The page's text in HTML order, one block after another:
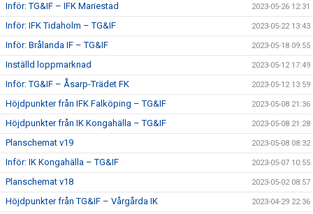
Inför: TG&IF – IFK Mariestad 2023-05-26 12:31
Inför: IFK Tidaholm – TG&IF 2023-05-22 13:43
Inför: Brålanda IF – TG&IF 2023-05-18 09:55
Inställd loppmarknad 2023-05-12 17:49
Inför: TG&IF – Åsarp-Trädet FK 2023-05-12 13:59
Höjdpunkter från IFK Falköping – TG&IF 2023-05-08 21:36
Höjdpunkter från IK Kongahälla – TG&IF 2023-05-08 21:28
Planschemat v19 2023-05-08 08:32
Inför: IK Kongahälla – TG&IF 2023-05-07 10:55
Planschemat v18 2023-05-02 08:57
Höjdpunkter från TG&IF – Vårgårda IK 2023-04-29 22:36